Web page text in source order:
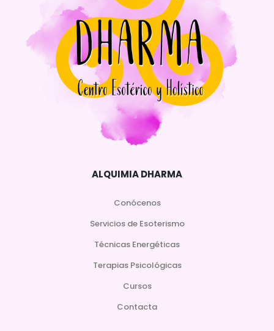
ALQUIMIA DHARMA
Conócenos
Servicios de Esoterismo
Técnicas Energéticas
Terapias Psicológicas
Cursos
Contacta